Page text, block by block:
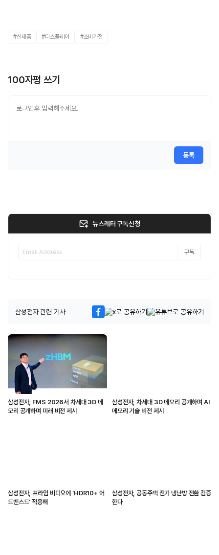
#신제품 #디스플레이 #소비가전
100자평 쓰기
등록
뉴스레터 구독신청
구독
삼성전자 관련 기사
삼성전자, FMS 2026서 차세대 3D 메
모리 공개하며 미래 비전 제시
삼성전자, 차세대 3D 메모리 공개하며 AI
메모리 기술 비전 제시
삼성전자, 프라임 비디오에 ‘HDR10+ 어
드밴스드’ 적용해
삼성전자, 공동주택 전기 냉난방 전환 검증
한다